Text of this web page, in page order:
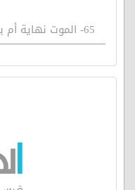
65- الموت نهاية أم بداية